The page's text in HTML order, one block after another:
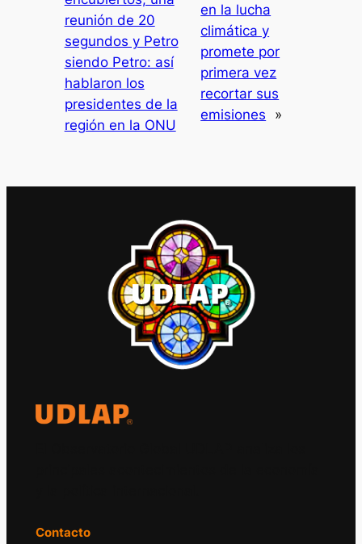
reunión de 20
segundos y Petro
siendo Petro: así
hablaron los
presidentes de la
región en la ONU
en la lucha
climática y
promete por
primera vez
recortar sus
emisiones
»
Contacto